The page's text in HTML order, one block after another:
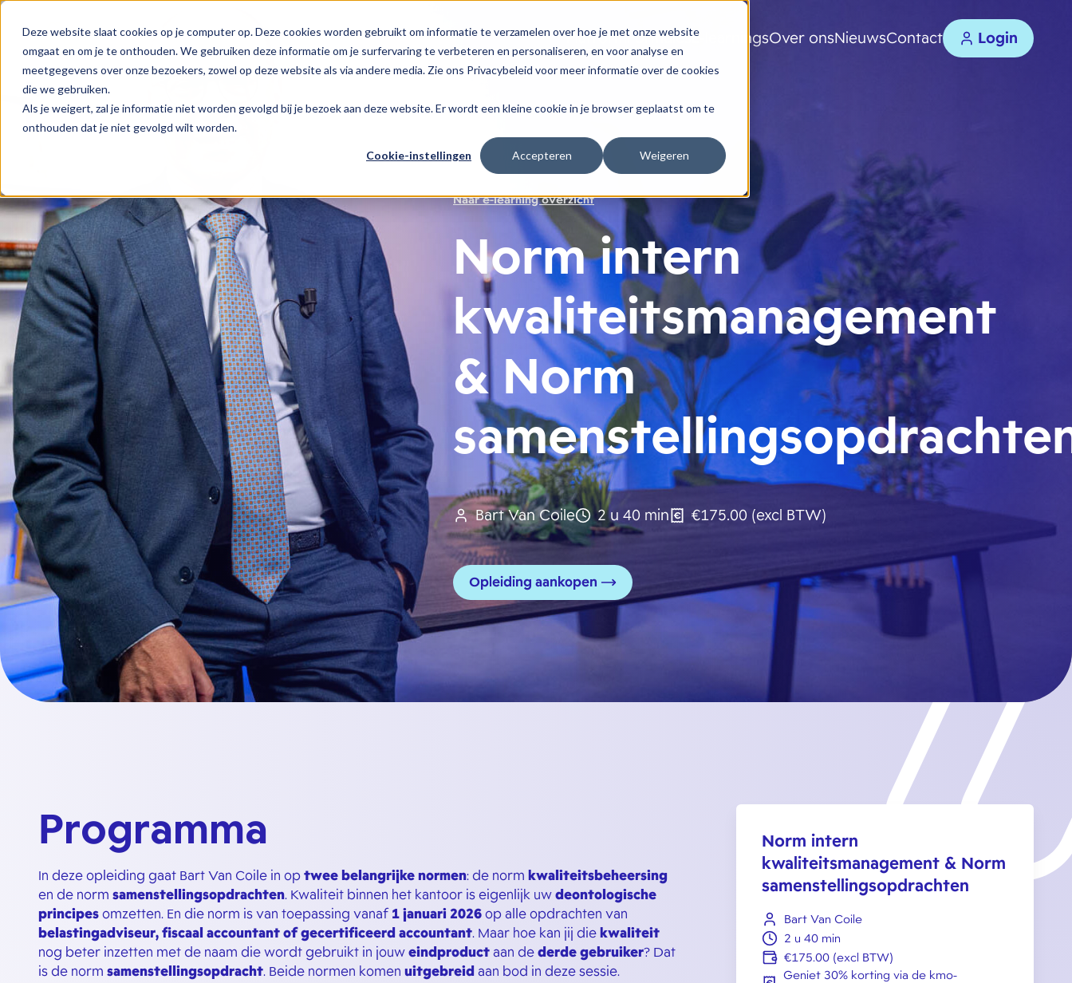
Deze website slaat cookies op je computer op. Deze cookies worden gebruikt om informatie te verzamelen over hoe je met onze website
omgaat en om je te onthouden. We gebruiken deze informatie om je surfervaring te verbeteren en personaliseren, en voor analyse en
meetgegevens over onze bezoekers, zowel op deze website als via andere media. Zie ons Privacybeleid voor meer informatie over de cookies
die we gebruiken.
Als je weigert, zal je informatie niet worden gevolgd bij je bezoek aan deze website. Er wordt een kleine cookie in je browser geplaatst om te
onthouden dat je niet gevolgd wilt worden.
Cookie-instellingen Accepteren Weigeren
PlatformFormulesE-learningsOver onsNieuwsContact Login
Naar e-learning overzicht
Norm intern
kwaliteitsmanagement
& Norm
Bart Van Coile 2 u 40 min €175.00 (excl BTW)
Opleiding aankopen
Programma
In deze opleiding gaat Bart Van Coile in optwee belangrijke normen: de norm kwaliteitsbeheersing
en de norm samenstellingsopdrachten. Kwaliteit binnen het kantoor is eigenlijk uwdeontologische
principesomzetten. En die norm is van toepassing vanaf1 januari 2026op alle opdrachten van
belastingadviseur, fiscaal accountant of gecertificeerd accountant. Maar hoe kan jij die kwaliteit
nog beter inzetten met de naam die wordt gebruikt in jouweindproductaan dederde gebruiker? Dat
is de norm samenstellingsopdracht. Beide normen komen uitgebreid aan bod in deze sessie.
Norm intern
kwaliteitsmanagement & Norm
samenstellingsopdrachten
Bart Van Coile
2 u 40 min
€175.00 (excl BTW)
Geniet 30% korting via de kmo-